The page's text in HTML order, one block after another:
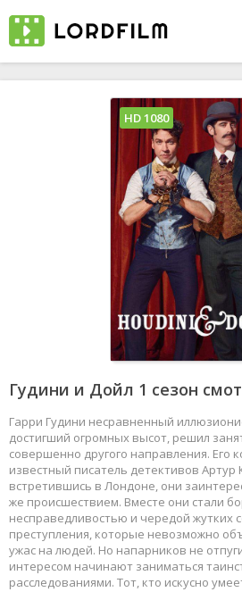
Гудини и Дойл 1 сезон
Гарри Гудини несравненный
достигший огромных высот, решил
совершенно другого направления. Его
известный писатель детективов
встретившись в Лондоне, они
же происшествием. Вместе они стали
несправедливостью и чередой жутких
преступления, которые невозможно
ужас на людей. Но напарников не
интересом начинают заниматься
расследованиями. Тот, кто искусно
HD 1080